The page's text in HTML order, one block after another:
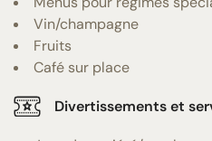
Vin/champagne
Fruits
Café sur place
Divertissements et